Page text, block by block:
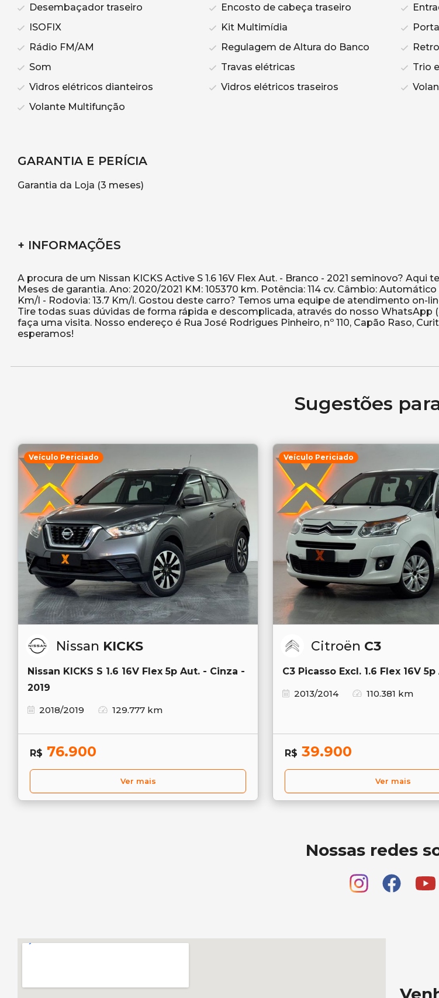
Desembaçador traseiro Encosto de cabeça traseiro
ISOFIX
Kit Multimídia
Rádio FM/AM
Regulagem de Altura do Banco
Som
Travas elétricas
Trio
Vidros elétricos dianteiros
Vidros elétricos traseiros
Volante Multifunção
GARANTIA E PERÍCIA
Garantia da Loja (3 meses)
+ INFORMAÇÕES
A procura de um Nissan KICKS Active S 1.6 16V Flex Aut. - Branco - 2021 seminovo? Aqui
Meses de garantia. Ano: 2020/2021 KM: 105370 km. Potência: 114 cv. Câmbio: Automático
Km/l - Rodovia: 13.7 Km/l. Gostou deste carro? Temos uma equipe de atendimento on-
Tire todas suas dúvidas de forma rápida e descomplicada, através do nosso WhatsApp
faça uma visita. Nosso endereço é Rua José Rodrigues Pinheiro, nº 110, Capão Raso,
Sugestões
Veículo Periciado
Nissan KICKS
Nissan KICKS S 1.6 16V Flex 5p Aut. - Cinza -
2019
2018/2019
129.777 km
R$ 76.900
Ver mais
Veículo Periciado
Citroën C3
C3 Picasso Excl. 1.6 Flex 16V
2013/2014
110.381 km
R$ 39.900
Ver mais
Nossas redes